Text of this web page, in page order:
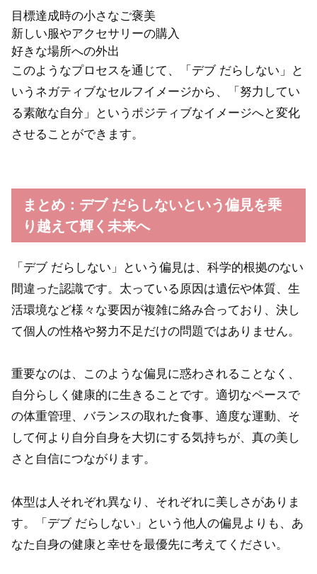
目標達成時の小さなご褒美
新しい服やアクセサリーの購入
好きな場所への外出
このようなプロセスを通じて、「デブ だらしない」と
いうネガティブなセルフイメージから、「努力してい
る素敵な自分」というポジティブなイメージへと変化
させることができます。
まとめ：デブ だらしないという偏見を乗
り越えて輝く未来へ
「デブ だらしない」という偏見は、科学的根拠のない
間違った認識です。太っている原因は遺伝や体質、生
活環境など様々な要因が複雑に絡み合っており、決し
て個人の性格や努力不足だけの問題ではありません。
重要なのは、このような偏見に惑わされることなく、
自分らしく健康的に生きることです。適切なペースで
の体重管理、バランスの取れた食事、適度な運動、そ
して何より自分自身を大切にする気持ちが、真の美し
さと自信につながります。
体型は人それぞれ異なり、それぞれに美しさがありま
す。「デブ だらしない」という他人の偏見よりも、あ
なた自身の健康と幸せを最優先に考えてください。